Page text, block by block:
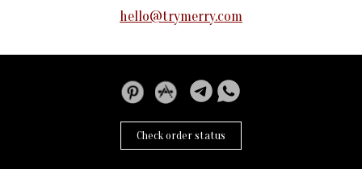
hello@trymerry.com
Check order status